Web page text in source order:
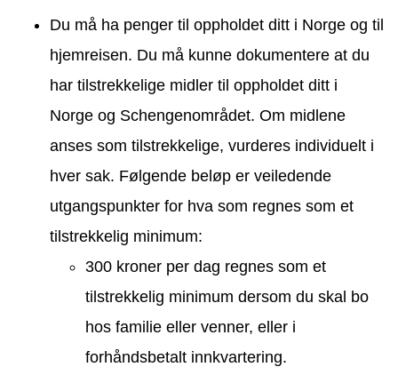
Du må ha penger til oppholdet ditt i Norge og til
hjemreisen. Du må kunne dokumentere at du
har tilstrekkelige midler til oppholdet ditt i
Norge og Schengenområdet. Om midlene
anses som tilstrekkelige, vurderes individuelt i
hver sak. Følgende beløp er veiledende
utgangspunkter for hva som regnes som et
tilstrekkelig minimum:
300 kroner per dag regnes som et
tilstrekkelig minimum dersom du skal bo
hos familie eller venner, eller i
forhåndsbetalt innkvartering.